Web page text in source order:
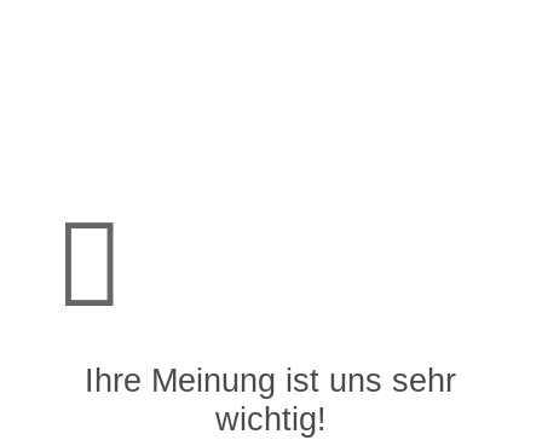

Ihre Meinung ist uns sehr
wichtig!